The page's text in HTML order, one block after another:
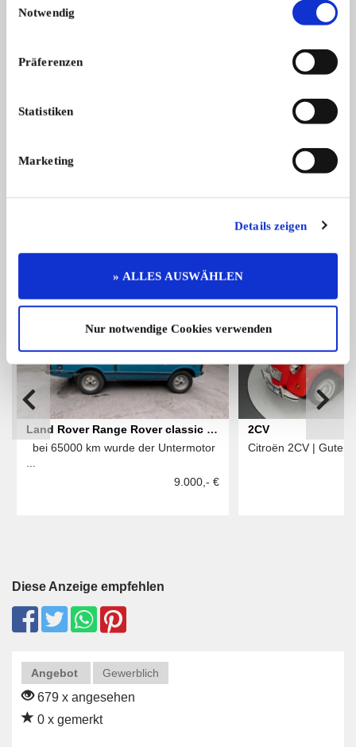
Notwendig
Präferenzen
Statistiken
Marketing
Details zeigen
» ALLES AUSWÄHLEN
Nur notwendige Cookies verwenden
Sprite
Das könnte Sie auch interessieren
ALLE ANZEIGEN
14
Land Rover Range Rover classic 3
Door
bei 65000 km wurde der Untermotor
...
9.000,- €
2CV
Citroën 2CV | Guter
Diese Anzeige empfehlen
Angebot Gewerblich
679 x angesehen
0 x gemerkt